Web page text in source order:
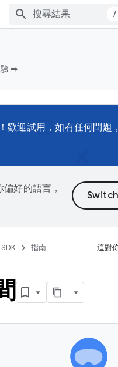
/
➡️
歡迎試用，如有任何問題
好的語言，
指南 這對